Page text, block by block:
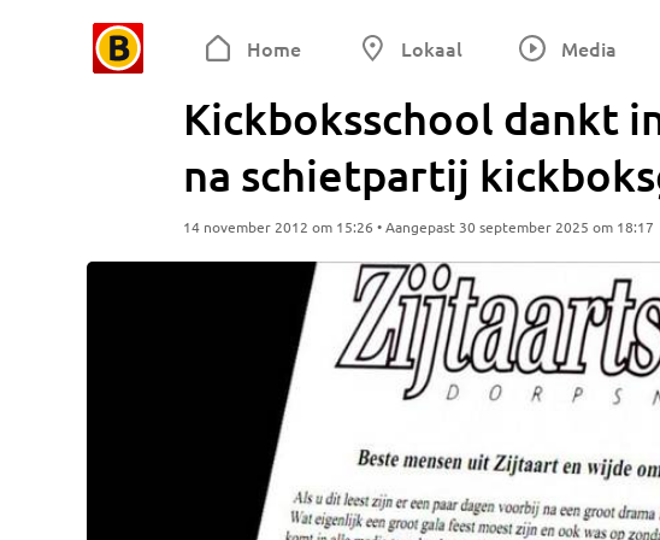
Home Lokaal Media
Kickboksschool dankt
na schietpartij
14 november 2012 om 15:26 • Aangepast 30 september 2025 om 18:17